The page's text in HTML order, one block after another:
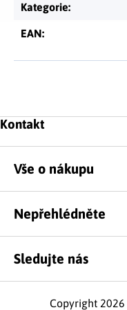
Kategorie:
EAN:
Zápatí
Kontakt
Vše o nákupu
Nepřehlédněte
Sledujte nás
Copyright 2026